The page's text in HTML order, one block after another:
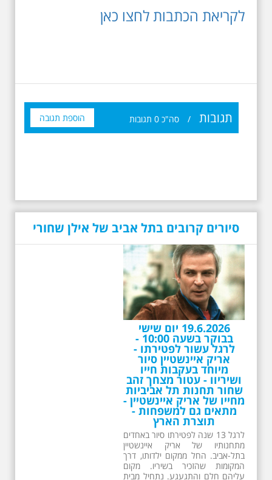
לקריאת הכתבות לחצו כאן
תגובות / סה"כ 0 תגובות הוספת תגובה
סיורים קרובים בתל אביב של אילן שחורי
26.6.2026 - שישי בבוקר
ב 10:00 אריק איינשטיין
סיור מיוחד בעקבות חייו
ושיריו - עטור מצחך זהב
שחור תחנות תל אביביות
מחייו של אריק איינשטיין -
מתאים גם למשפחות -
תוצרת הארץ
13 שנים לפטירתו של זמר ענק. סיור
באחדים מתחנותיו של אריק איינשטיין
בתל-אביב. החל ממקום ילדותו, דרך
המקומות שהזכיר בשיריו. מקום
עליהם חלם והתגעגע. נתחיל מבית